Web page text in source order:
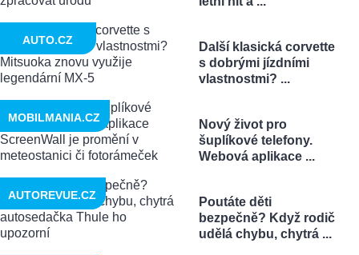
Další klasická corvette
s dobrými jízdními
vlastnostmi? ...
AUTO.CZ
Nový život pro
šuplíkové telefony.
Webová aplikace ...
MOBILMANIA.CZ
Poutáte děti
bezpečně? Když rodič
udělá chybu, chytrá ...
AUTOREVUE.CZ